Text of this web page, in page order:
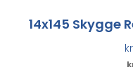
14x145 Skygge
kr